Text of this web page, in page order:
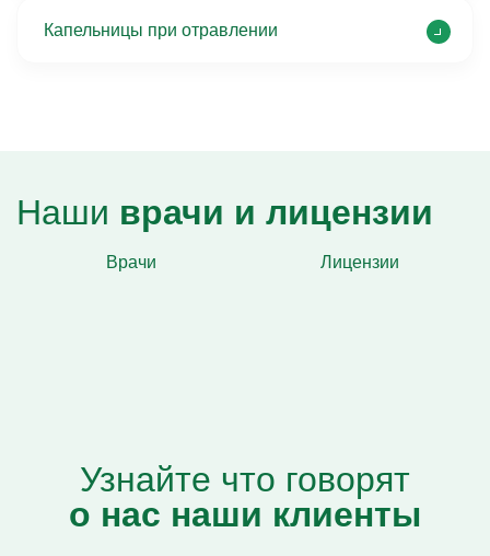
Капельницы при отравлении
Наши врачи и лицензии
Врачи Лицензии
Узнайте что говорят
о нас наши клиенты